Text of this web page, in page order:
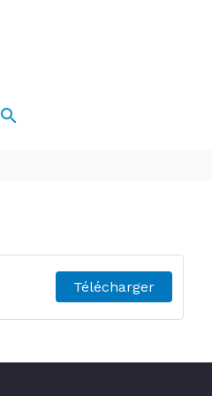
Rechercher
Télécharger